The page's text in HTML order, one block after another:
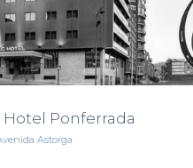
Hotel Ponferrada
Astorga